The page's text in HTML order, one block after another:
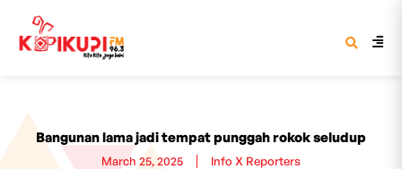
Bangunan lama jadi tempat punggah rokok seludup
March 25, 2025 Info X Reporters